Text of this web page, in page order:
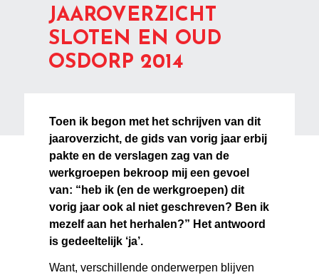
JAAROVERZICHT
SLOTEN EN OUD
OSDORP 2014
Toen ik begon met het schrijven van dit
jaaroverzicht, de gids van vorig jaar erbij
pakte en de verslagen zag van de
werkgroepen bekroop mij een gevoel
van: “heb ik (en de werkgroepen) dit
vorig jaar ook al niet geschreven? Ben ik
mezelf aan het herhalen?” Het antwoord
is gedeeltelijk ‘ja’.
Want, verschillende onderwerpen blijven